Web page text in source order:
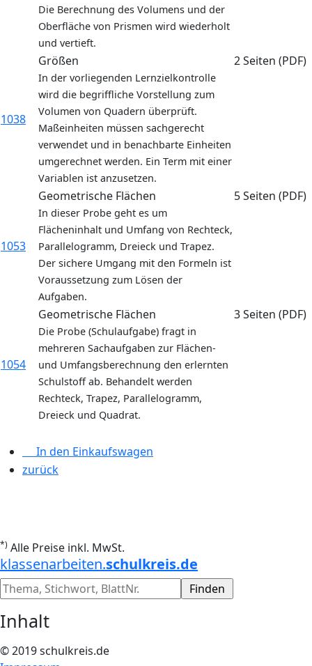
Die Berechnung des Volumens und der
Oberfläche von Prismen wird wiederholt
und vertieft.
1038
Größen
In der vorliegenden Lernzielkontrolle
wird die begriffliche Vorstellung zum
Volumen von Quadern überprüft.
Maßeinheiten müssen sachgerecht
verwendet und in benachbarte Einheiten
umgerechnet werden. Ein Term mit einer
Variablen ist anzusetzen.
2 Seiten (PDF)
1053
Geometrische Flächen
In dieser Probe geht es um
Flächeninhalt und Umfang von Rechteck,
Parallelogramm, Dreieck und Trapez.
Der sichere Umgang mit den Formeln ist
Voraussetzung zum Lösen der
Aufgaben.
5 Seiten (PDF)
1054
Geometrische Flächen
Die Probe (Schulaufgabe) fragt in
mehreren Sachaufgaben zur Flächen-
und Umfangsberechnung den erlernten
Schulstoff ab. Behandelt werden
Rechteck, Trapez, Parallelogramm,
Dreieck und Quadrat.
3 Seiten (PDF)
In den Einkaufswagen
zurück
*) Alle Preise inkl. MwSt.
klassenarbeiten.schulkreis.de
Inhalt
© 2019 schulkreis.de